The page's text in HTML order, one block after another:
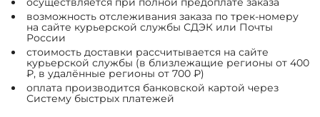
возможность отслеживания заказа по трек-номеру
на сайте курьерской службы СДЭК или Почты
России
стоимость доставки рассчитывается на сайте
курьерской службы (в близлежащие регионы от 400
₽, в удалённые регионы от 700 ₽)
оплата производится банковской картой через
Систему быстрых платежей